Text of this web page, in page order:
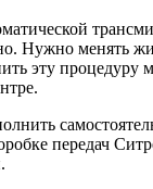
Нужно менять
эту процедуру
передач